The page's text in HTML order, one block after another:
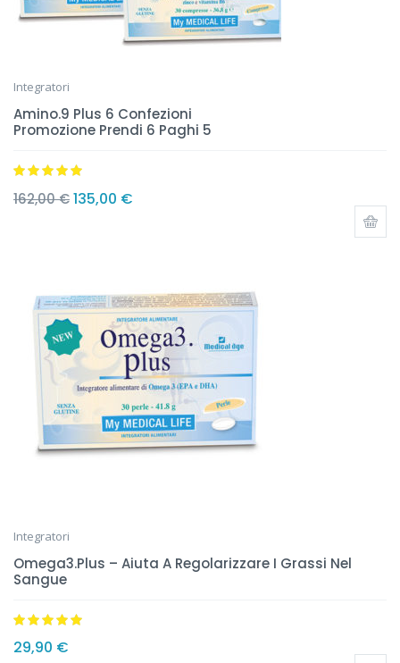
Integratori
Amino.9 Plus 6 Confezioni
Promozione Prendi 6 Paghi 5
su 5
162,00€135,00 €
Integratori
Omega3.Plus – Aiuta A Regolarizzare I Grassi Nel
Sangue
su 5
29,90 €